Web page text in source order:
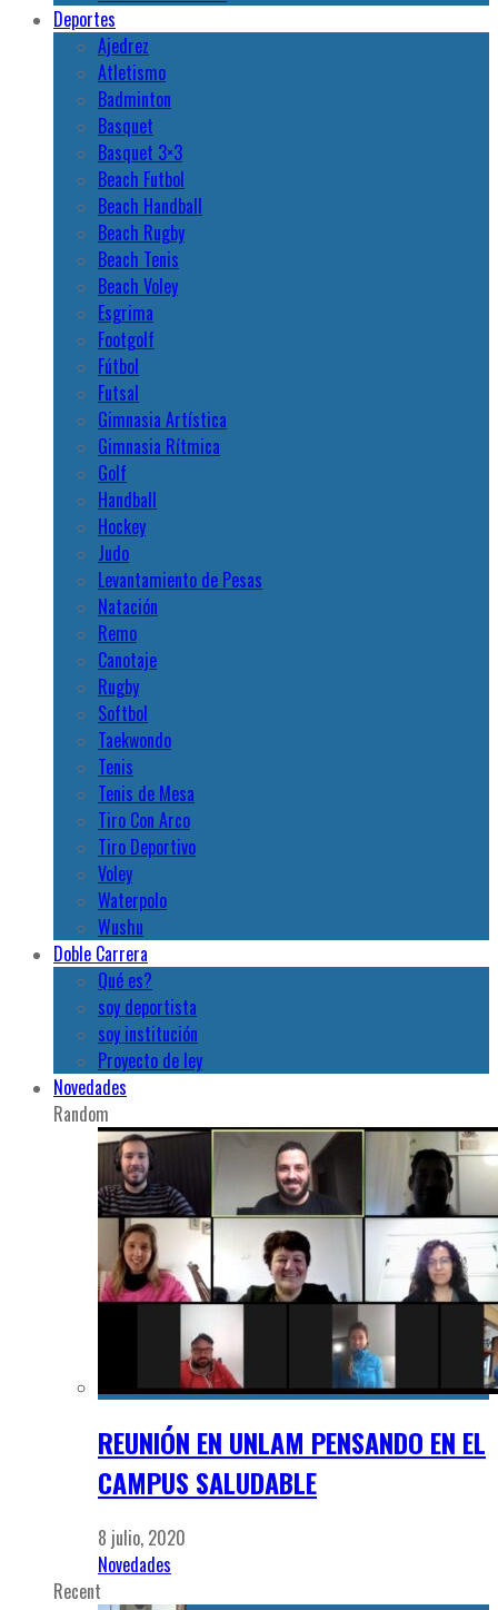
Deportes
Ajedrez
Atletismo
Badminton
Basquet
Basquet 3×3
Beach Futbol
Beach Handball
Beach Rugby
Beach Tenis
Beach Voley
Esgrima
Footgolf
Fútbol
Futsal
Gimnasia Artística
Gimnasia Rítmica
Golf
Handball
Hockey
Judo
Levantamiento de Pesas
Natación
Remo
Canotaje
Rugby
Softbol
Taekwondo
Tenis
Tenis de Mesa
Tiro Con Arco
Tiro Deportivo
Voley
Waterpolo
Wushu
Doble Carrera
Qué es?
soy deportista
soy institución
Proyecto de ley
Novedades
Random
REUNIÓN EN UNLAM PENSANDO EN EL
CAMPUS SALUDABLE
8 julio, 2020
Novedades
Recent